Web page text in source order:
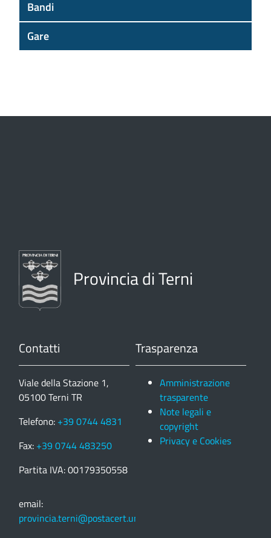
Bandi
Gare
Provincia di Terni
Contatti
Viale della Stazione 1,
05100 Terni TR
Telefono: +39 0744 4831
Fax: +39 0744 483250
Partita IVA: 00179350558
email:
provincia.terni@postacert.umbria.it
Trasparenza
Amministrazione
trasparente
Note legali e
copyright
Privacy e Cookies